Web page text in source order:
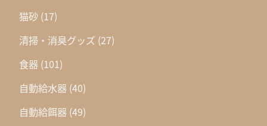
猫砂 (17)
清掃・消臭グッズ (27)
食器 (101)
自動給水器 (40)
自動給餌器 (49)